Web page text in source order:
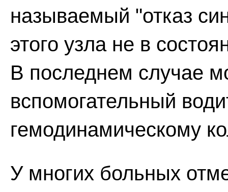
называемый "отказ
этого узла не в
В последнем случае
вспомогательный
гемодинамическому
У многих больных